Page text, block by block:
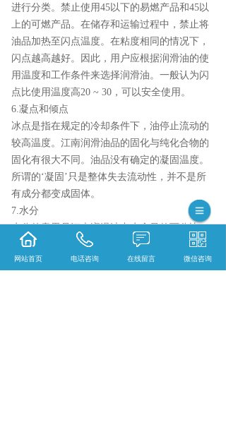
进行分类。禁止使用45以下的易燃产品和45以
上的可燃产品。在储存和运输过程中，禁止将
油品加热至闪点温度。在粘度相同的情况下，
闪点越高越好。因此，用户应根据润滑油的使
用温度和工作条件来选择润滑油。一般认为闪
点比使用温度高20 ~ 30，可以安全使用。
6.凝点和倾点
冰点是指在规定的冷却条件下，油停止流动的
较高温度。江南润滑油品的固化与纯化合物的
固化有很大不同。油品没有确定的凝固温度。
所谓的‘凝固’只是整体失去流动性，并不是所
有成分都变成固体。
7.水分
水分的意思是江南润滑油中水含量的百分比，
一般以重量计。润滑油中若有水分的出现，会
损坏润滑油产生的油膜，让润滑功能变差，加
网站首页 电话咨询 在线留言 微信咨询